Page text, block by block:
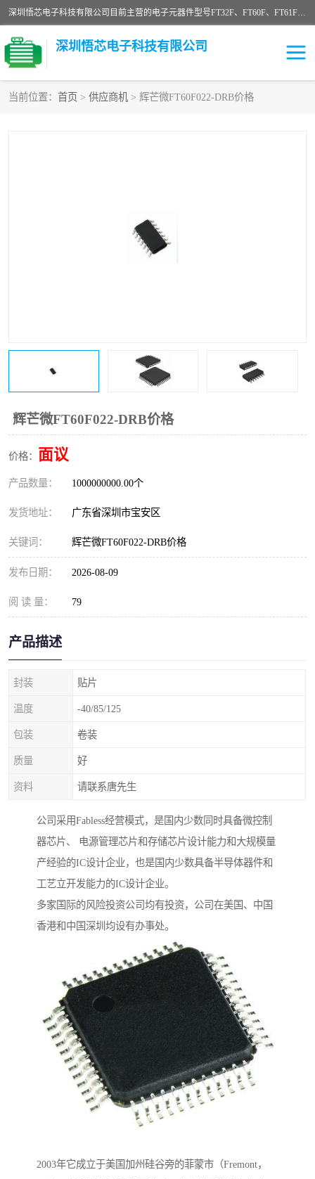
深圳悟芯电子科技有限公司目前主营的电子元器件型号FT32F、FT60F、FT61F、FT62F、FT64F、FT61FC、MCU EEPROM MOS LDO 稳压管 触摸IC DC-DC AC-DC 协议IC等，广泛应用于LED射灯、LED日光灯、等诸多领域。
深圳悟芯电子科技有限公司
当前位置： 首页 > 供应商机 > 辉芒微FT60F022-DRB价格
辉芒微FT60F022-DRB价格
价格： 面议
产品数量： 1000000000.00个
发货地址： 广东省深圳市宝安区
关键词： 辉芒微FT60F022-DRB价格
发布日期： 2026-08-09
阅 读 量： 79
产品描述
封装 贴片
温度 -40/85/125
包装 卷装
质量 好
资料 请联系唐先生
公司采用Fabless经营模式，是国内少数同时具备微控制
器芯片、 电源管理芯片和存储芯片设计能力和大规模量
产经验的IC设计企业，也是国内少数具备半导体器件和
工艺立开发能力的IC设计企业。
多家国际的风险投资公司均有投资，公司在美国、中国
香港和中国深圳均设有办事处。
2003年它成立于美国加州硅谷旁的菲蒙市（Fremont，
FT61F021